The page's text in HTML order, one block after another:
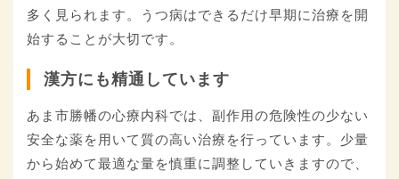
多く見られます。うつ病はできるだけ早期に治療を開
始することが大切です。
漢方にも精通しています
あま市勝幡の心療内科では、副作用の危険性の少ない
安全な薬を用いて質の高い治療を行っています。少量
から始めて最適な量を慎重に調整していきますので、